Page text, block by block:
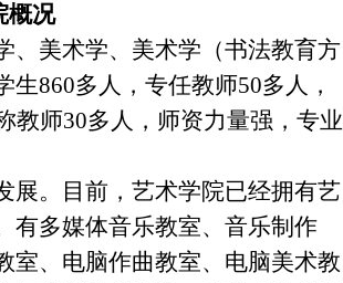
概况
、美术学、美术学（书法教育方
生860多人，专任教师50多 人，
教师30多 人，师资力量强，专业
展。目前，艺术学院已经拥有艺
有多媒体音乐教室、音乐制作
室、电脑作曲教室、电脑美术教